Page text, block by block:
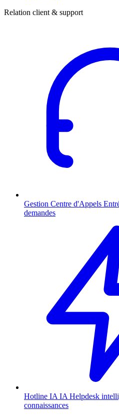
Relation client & support
Gestion Centre d'Appels
demandes
Hotline IA IA Helpdesk
connaissances